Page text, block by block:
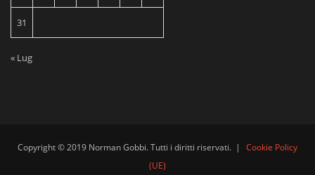
31
« Lug
Copyright © 2019 Norman Gobbi. Tutti i diritti riservati. |
Cookie Policy
(UE)